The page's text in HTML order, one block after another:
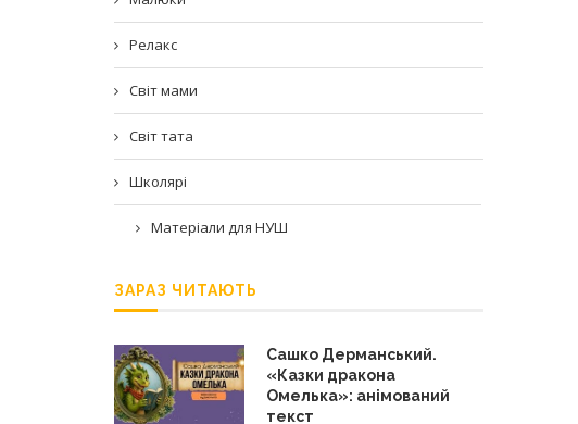
Релакс
Світ мами
Світ тата
Школярі
Матеріали для НУШ
ЗАРАЗ ЧИТАЮТЬ
Сашко Дерманський.
«Казки дракона
Омелька»: анімований
текст